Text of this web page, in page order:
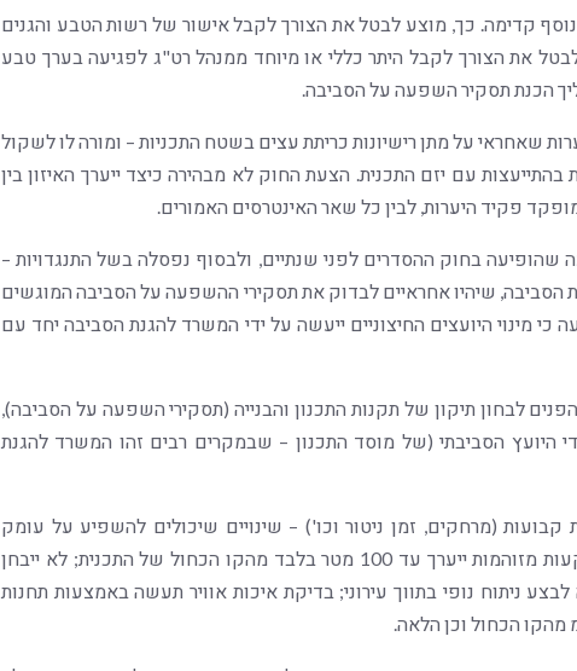
קדימה. כך, מוצע לבטל את הצורך לקבל אישור של רשות הטבע והגנים
לבטל את הצורך לקבל היתר כללי או מיוחד ממנהל רט"ג לפגיעה בערך טבע
הכנת תסקיר השפעה על הסביבה.
שאחראי על מתן רישיונות כריתת עצים בשטח התכניות – ומורה לו לשקול
עם יזם התכנית. הצעת החוק לא מבהירה כיצד ייערך האיזון בין
פקיד היערות, לבין כל שאר האינטרסים האמורים.
בחוק ההסדרים לפני שנתיים, ולבסוף נפסלה בשל התנגדויות –
הסביבה, שיהיו אחראיים לבדוק את תסקירי ההשפעה על הסביבה המוגשים
כי מינוי היועצים החיצוניים ייעשה על ידי המשרד להגנת הסביבה יחד עם
לבחון תיקון של תקנות התכנון והבנייה (תסקירי השפעה על הסביבה),
על ידי היועץ הסביבתי (של מוסד התכנון – שבמקרים רבים זהו המשרד להגנת
(מרחקים, זמן ניטור וכו') – שינויים שיכולים להשפיע על עומק
הבחינה הסביבתית. לדוגמה: סקר היסטורי לקרקעות מזוהמות ייערך עד 100 מטר בלבד מהקו הכחול של התכנית; לא ייבחן
ניתוח נופי בתווך עירוני; בדיקת איכות אוויר תעשה באמצעות תחנות